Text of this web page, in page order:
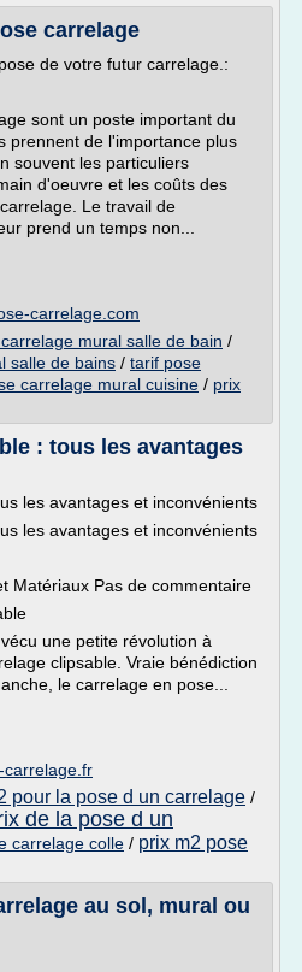
carrelage
de votre futur carrelage.:
sont un poste important du
prennent de l'importance plus
souvent les particuliers
d'oeuvre et les coûts des
Le travail de
prend un temps non...
carrelage.com
mural salle de bain /
salle de bains / tarif pose
carrelage mural cuisine / prix
: tous les avantages
les avantages et inconvénients
les avantages et inconvénients
Matériaux Pas de commentaire
une petite révolution à
clipsable. Vraie bénédiction
le carrelage en pose...
carrelage.fr
pour la pose d un carrelage /
de la pose d un
carrelage colle / prix m2 pose
au sol, mural ou